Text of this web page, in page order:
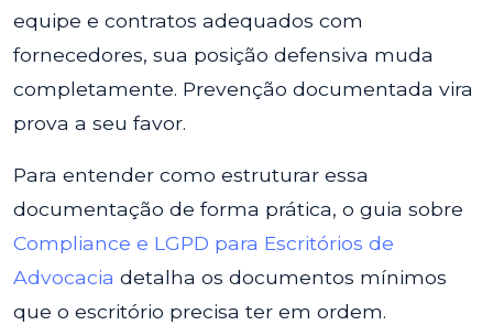
equipe e contratos adequados com
fornecedores, sua posição defensiva muda
completamente. Prevenção documentada vira
prova a seu favor.
Para entender como estruturar essa
documentação de forma prática, o guia sobre
Compliance e LGPD para Escritórios de
Advocacia detalha os documentos mínimos
que o escritório precisa ter em ordem.